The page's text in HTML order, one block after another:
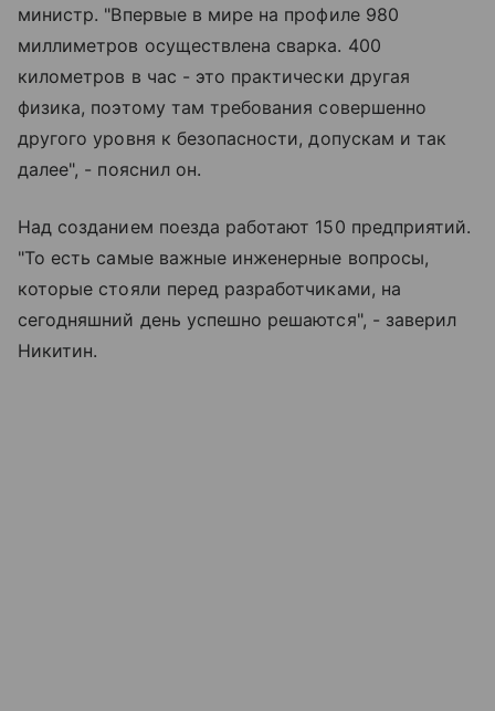
министр. "Впервые в мире на профиле 980
миллиметров осуществлена сварка. 400
километров в час - это практически другая
физика, поэтому там требования совершенно
другого уровня к безопасности, допускам и так
далее", - пояснил он.
Над созданием поезда работают 150 предприятий.
"То есть самые важные инженерные вопросы,
которые стояли перед разработчиками, на
сегодняшний день успешно решаются", - заверил
Никитин.